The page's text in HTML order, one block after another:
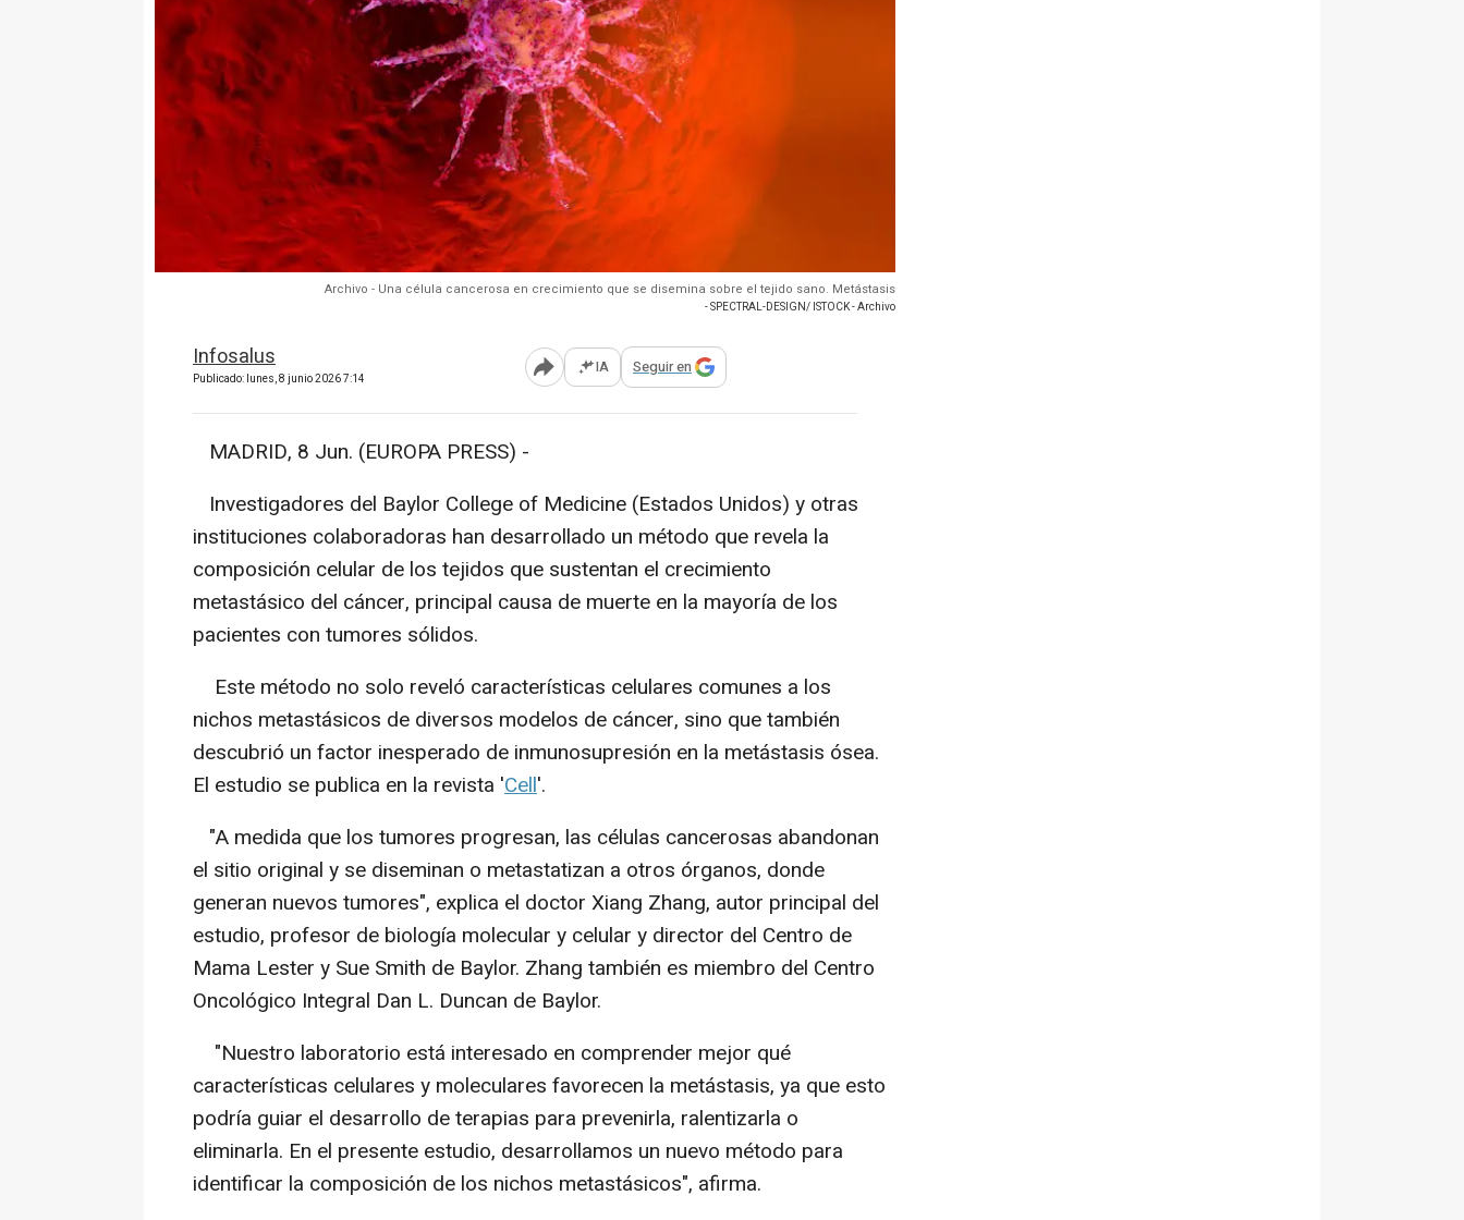
Archivo - Una célula cancerosa en crecimiento que se disemina sobre el tejido sano. Metástasis
- SPECTRAL-DESIGN/ ISTOCK - Archivo
Infosalus
Publicado: lunes, 8 junio 2026 7:14 Abrir opciones para compartir
IA Seguir en
MADRID, 8 Jun. (EUROPA PRESS) -
Investigadores del Baylor College of Medicine (Estados Unidos) y otras
instituciones colaboradoras han desarrollado un método que revela la
composición celular de los tejidos que sustentan el crecimiento
metastásico del cáncer, principal causa de muerte en la mayoría de los
pacientes con tumores sólidos.
Este método no solo reveló características celulares comunes a los
nichos metastásicos de diversos modelos de cáncer, sino que también
descubrió un factor inesperado de inmunosupresión en la metástasis ósea.
El estudio se publica en la revista 'Cell'.
"A medida que los tumores progresan, las células cancerosas abandonan
el sitio original y se diseminan o metastatizan a otros órganos, donde
generan nuevos tumores", explica el doctor Xiang Zhang, autor principal del
estudio, profesor de biología molecular y celular y director del Centro de
Mama Lester y Sue Smith de Baylor. Zhang también es miembro del Centro
Oncológico Integral Dan L. Duncan de Baylor.
"Nuestro laboratorio está interesado en comprender mejor qué
características celulares y moleculares favorecen la metástasis, ya que esto
podría guiar el desarrollo de terapias para prevenirla, ralentizarla o
eliminarla. En el presente estudio, desarrollamos un nuevo método para
identificar la composición de los nichos metastásicos", afirma.